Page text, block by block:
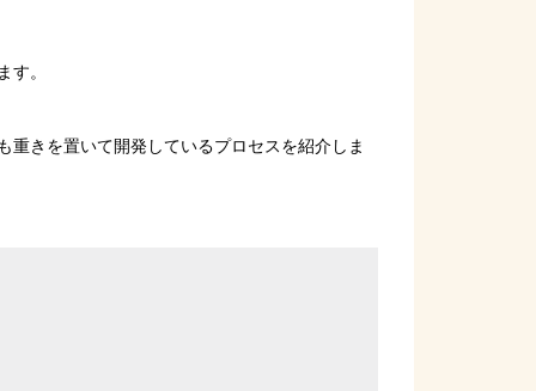
。
きを置いて開発しているプロセスを紹介しま